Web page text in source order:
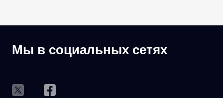
Мы в социальных сетях